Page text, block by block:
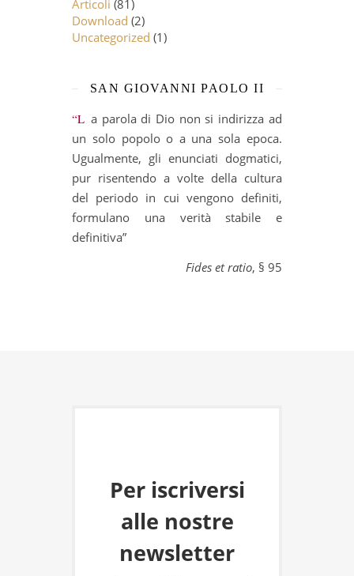
Articoli (81)
Download (2)
Uncategorized (1)
SAN GIOVANNI PAOLO II
“La parola di Dio non si indirizza ad
un solo popolo o a una sola epoca.
Ugualmente, gli enunciati dogmatici,
pur risentendo a volte della cultura
del periodo in cui vengono definiti,
formulano una verità stabile e
definitiva”
Fides et ratio, § 95
Per iscriversi
alle nostre
newsletter